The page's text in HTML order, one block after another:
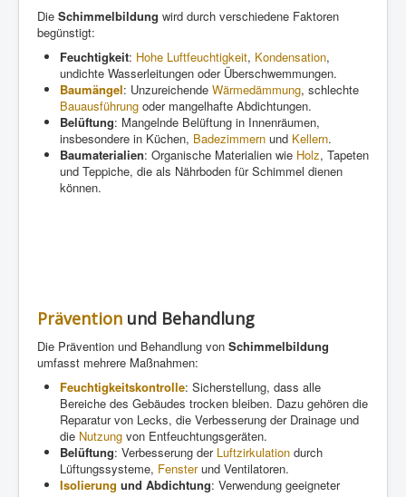
Die Schimmelbildung wird durch verschiedene Faktoren
begünstigt:
Feuchtigkeit: Hohe Luftfeuchtigkeit, Kondensation,
undichte Wasserleitungen oder Überschwemmungen.
Baumängel: Unzureichende Wärmedämmung, schlechte
Bauausführung oder mangelhafte Abdichtungen.
Belüftung: Mangelnde Belüftung in Innenräumen,
insbesondere in Küchen, Badezimmern und Kellern.
Baumaterialien: Organische Materialien wie Holz, Tapeten
und Teppiche, die als Nährboden für Schimmel dienen
können.
Prävention und Behandlung
Die Prävention und Behandlung von Schimmelbildung
umfasst mehrere Maßnahmen:
Feuchtigkeitskontrolle: Sicherstellung, dass alle
Bereiche des Gebäudes trocken bleiben. Dazu gehören die
Reparatur von Lecks, die Verbesserung der Drainage und
die Nutzung von Entfeuchtungsgeräten.
Belüftung: Verbesserung der Luftzirkulation durch
Lüftungssysteme, Fensterund Ventilatoren.
Isolierung und Abdichtung: Verwendung geeigneter